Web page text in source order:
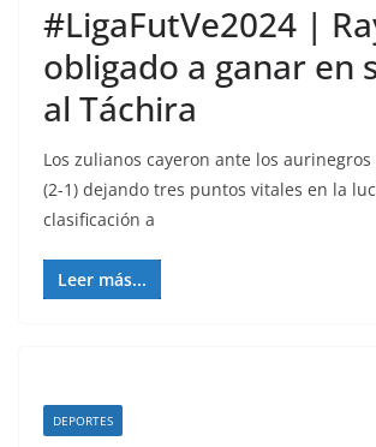
#LigaFutVe2024 |
obligado a ganar en
al Táchira
Los zulianos cayeron ante los
(2-1) dejando tres puntos vitales en la
clasificación a
Leer más...
DEPORTES